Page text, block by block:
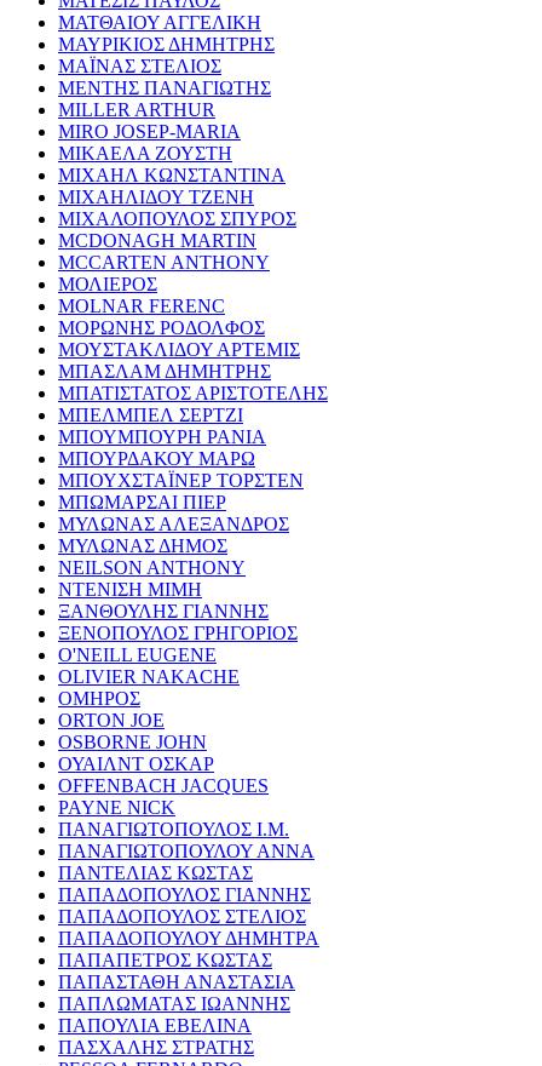
ΜΑΤΘΑΙΟΥ ΑΓΓΕΛΙΚΗ
ΜΑΥΡΙΚΙΟΣ ΔΗΜΗΤΡΗΣ
ΜΑΪΝΑΣ ΣΤΕΛΙΟΣ
ΜΕΝΤΗΣ ΠΑΝΑΓΙΩΤΗΣ
MILLER ARTHUR
MIRO JOSEP-MARIA
ΜΙΚΑΕΛΑ ΖΟΥΣΤΗ
ΜΙΧΑΗΛ ΚΩΝΣΤΑΝΤΙΝΑ
ΜΙΧΑΗΛΙΔΟΥ ΤΖΕΝΗ
ΜΙΧΑΛΟΠΟΥΛΟΣ ΣΠΥΡΟΣ
MCDONAGH MARTIN
MCCARTEN ANTHONY
ΜΟΛΙΕΡΟΣ
MOLNAR FERENC
ΜΟΡΩΝΗΣ ΡΟΔΟΛΦΟΣ
ΜΟΥΣΤΑΚΛΙΔΟΥ ΑΡΤΕΜΙΣ
ΜΠΑΣΛΑΜ ΔΗΜΗΤΡΗΣ
ΜΠΑΤΙΣΤΑΤΟΣ ΑΡΙΣΤΟΤΕΛΗΣ
ΜΠΕΛΜΠΕΛ ΣΕΡΤΖΙ
ΜΠΟΥΜΠΟΥΡΗ ΡΑΝΙΑ
ΜΠΟΥΡΔΑΚΟΥ ΜΑΡΩ
ΜΠΟΥΧΣΤΑΪΝΕΡ ΤΟΡΣΤΕΝ
ΜΠΩΜΑΡΣΑΙ ΠΙΕΡ
ΜΥΛΩΝΑΣ ΑΛΕΞΑΝΔΡΟΣ
ΜΥΛΩΝΑΣ ΔΗΜΟΣ
NEILSON ANTHONY
ΝΤΕΝΙΣΗ ΜΙΜΗ
ΞΑΝΘΟΥΛΗΣ ΓΙΑΝΝΗΣ
ΞΕΝΟΠΟΥΛΟΣ ΓΡΗΓΟΡΙΟΣ
O'NEILL EUGENE
OLIVIER NAKACHE
ΟΜΗΡΟΣ
ORTON JOE
OSBORNE JOHN
ΟΥΑΙΛΝΤ ΟΣΚΑΡ
OFFENBACH JACQUES
PAYNE NICK
ΠΑΝΑΓΙΩΤΟΠΟΥΛΟΣ Ι.Μ.
ΠΑΝΑΓΙΩΤΟΠΟΥΛΟΥ ΑΝΝΑ
ΠΑΝΤΕΛΙΑΣ ΚΩΣΤΑΣ
ΠΑΠΑΔΟΠΟΥΛΟΣ ΓΙΑΝΝΗΣ
ΠΑΠΑΔΟΠΟΥΛΟΣ ΣΤΕΛΙΟΣ
ΠΑΠΑΔΟΠΟΥΛΟΥ ΔΗΜΗΤΡΑ
ΠΑΠΑΠΕΤΡΟΣ ΚΩΣΤΑΣ
ΠΑΠΑΣΤΑΘΗ ΑΝΑΣΤΑΣΙΑ
ΠΑΠΛΩΜΑΤΑΣ ΙΩΑΝΝΗΣ
ΠΑΠΟΥΛΙΑ ΕΒΕΛΙΝΑ
ΠΑΣΧΑΛΗΣ ΣΤΡΑΤΗΣ